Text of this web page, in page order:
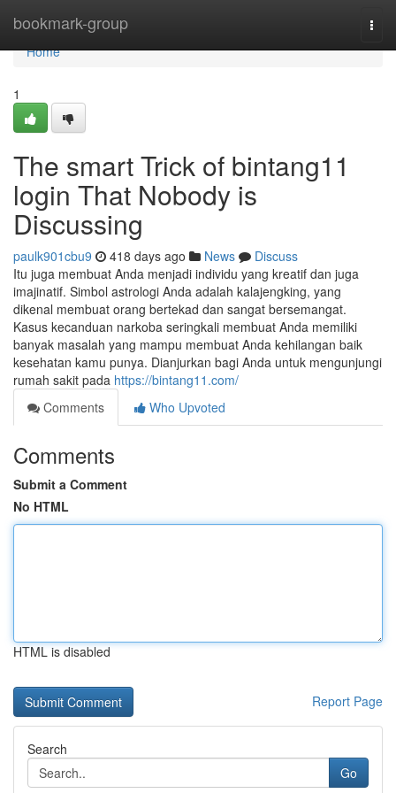
bookmark-group
Home
Home
1
The smart Trick of bintang11
login That Nobody is
Discussing
paulk901cbu9 418 days ago News
Discuss
Itu juga membuat Anda menjadi individu yang kreatif dan juga
imajinatif. Simbol astrologi Anda adalah kalajengking, yang
dikenal membuat orang bertekad dan sangat bersemangat.
Kasus kecanduan narkoba seringkali membuat Anda memiliki
banyak masalah yang mampu membuat Anda kehilangan baik
kesehatan kamu punya. Dianjurkan bagi Anda untuk mengunjungi
rumah sakit pada https://bintang11.com/
Comments
Who Upvoted
Comments
Submit a Comment
No HTML
HTML is disabled
Report Page
Search
Go